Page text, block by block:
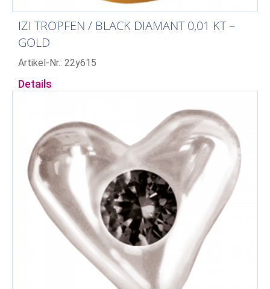
IZI TROPFEN / BLACK DIAMANT 0,01 KT –
GOLD
Artikel-Nr.: 22y615
Details